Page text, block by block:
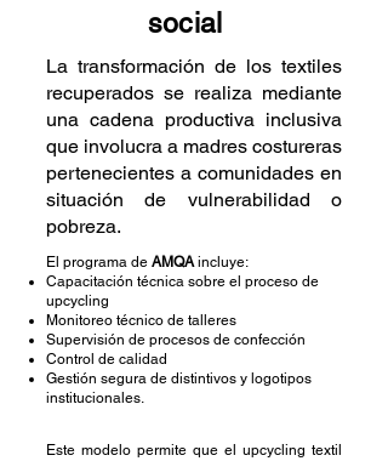
social
La transformación de los textiles
recuperados se realiza mediante
una cadena productiva inclusiva
que involucra a madres costureras
pertenecientes a comunidades en
situación de vulnerabilidad o
pobreza.
El programa de AMQAincluye:
Capacitación técnica sobre el proceso de
upcycling
Monitoreo técnico de talleres
Supervisión de procesos de confección
Control de calidad
Gestión segura de distintivos y logotipos
institucionales.
Este modelo permite que el upcycling textil